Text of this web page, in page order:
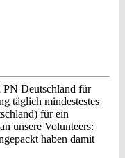
PN Deutschland für
täglich mindestestes
für ein
unsere Volunteers:
haben damit